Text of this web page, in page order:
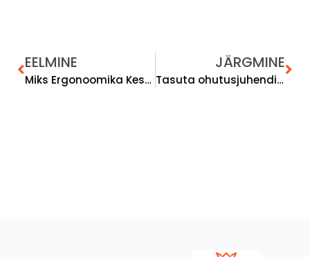
EELMINE
Miks Ergonoomika Keskus osaleb üritusel Tööohutuse Treff 2026?
JÄRGMINE
Tasuta ohutusjuhendi näidis allalaadimiseks